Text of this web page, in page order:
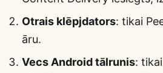
Otrais klēpjdators: tikai
āru.
Vecs Android tālrunis: